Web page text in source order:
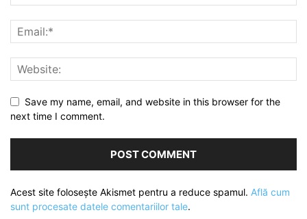
Save my name, email, and website in this browser for the
next time I comment.
Acest site folosește Akismet pentru a reduce spamul. Află cum
sunt procesate datele comentariilor tale.